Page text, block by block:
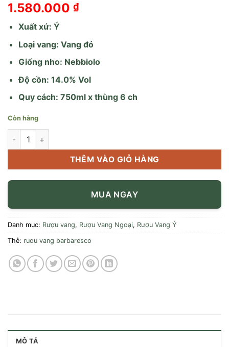
1.580.000 ₫
Xuất xứ: Ý
Loại vang: Vang đỏ
Giống nho: Nebbiolo
Độ cồn: 14.0% Vol
Quy cách: 750ml x thùng 6 ch
Còn hàng
Rượu Vang Barbaresco Produttori 750ml số lượng
THÊM VÀO GIỎ HÀNG
MUA NGAY
Danh mục: Rượu vang, Rượu Vang Ngoại, Rượu Vang Ý
Thẻ: ruou vang barbaresco
MÔ TẢ